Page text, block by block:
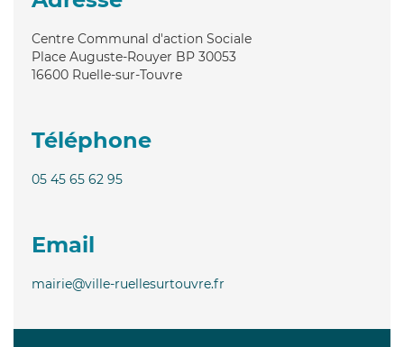
Centre Communal d'action Sociale
Place Auguste-Rouyer BP 30053
16600 Ruelle-sur-Touvre
Téléphone
05 45 65 62 95
Email
mairie@ville-ruellesurtouvre.fr